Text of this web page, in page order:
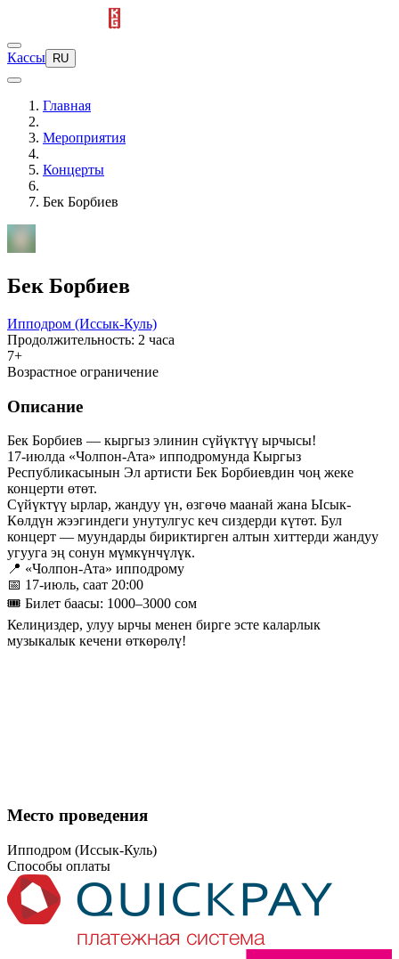
Кассы RU
Главная
Мероприятия
Концерты
Бек Борбиев
Бек Борбиев
Ипподром (Иссык-Куль)
Продолжительность: 2 часа
7+
Возрастное ограничение
Описание
Бек Борбиев — кыргыз элинин сүйүктүү ырчысы!
17-июлда «Чолпон-Ата» ипподромунда Кыргыз
Республикасынын Эл артисти Бек Борбиевдин чоң жеке
концерти өтөт.
Сүйүктүү ырлар, жандуу үн, өзгөчө маанай жана Ысык-
Көлдүн жээгиндеги унутулгус кеч сиздерди күтөт. Бул
концерт — муундарды бириктирген алтын хиттерди жандуу
угууга эң сонун мүмкүнчүлүк.
📍 «Чолпон-Ата» ипподрому
📅 17-июль, саат 20:00
🎟 Билет баасы: 1000–3000 сом
Келиңиздер, улуу ырчы менен бирге эсте каларлык
музыкалык кечени өткөрөлү!
Место проведения
Ипподром (Иссык-Куль)
Способы оплаты